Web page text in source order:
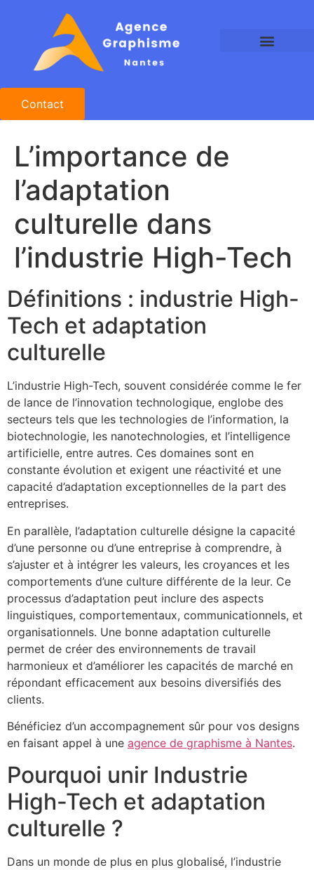
Contact
L’importance de
l’adaptation
culturelle dans
l’industrie High-Tech
Définitions : industrie High-
Tech et adaptation
culturelle
L’industrie High-Tech, souvent considérée comme le fer
de lance de l’innovation technologique, englobe des
secteurs tels que les technologies de l’information, la
biotechnologie, les nanotechnologies, et l’intelligence
artificielle, entre autres. Ces domaines sont en
constante évolution et exigent une réactivité et une
capacité d’adaptation exceptionnelles de la part des
entreprises.
En parallèle, l’adaptation culturelle désigne la capacité
d’une personne ou d’une entreprise à comprendre, à
s’ajuster et à intégrer les valeurs, les croyances et les
comportements d’une culture différente de la leur. Ce
processus d’adaptation peut inclure des aspects
linguistiques, comportementaux, communicationnels, et
organisationnels. Une bonne adaptation culturelle
permet de créer des environnements de travail
harmonieux et d’améliorer les capacités de marché en
répondant efficacement aux besoins diversifiés des
clients.
Bénéficiez d’un accompagnement sûr pour vos designs
en faisant appel à une agence de graphisme à Nantes.
Pourquoi unir Industrie
High-Tech et adaptation
culturelle ?
Dans un monde de plus en plus globalisé, l’industrie